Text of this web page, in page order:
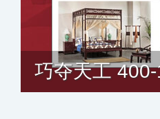
巧夺天工